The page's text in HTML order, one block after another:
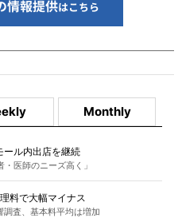
Monthly
ール内出店を継続
医師のニーズ高く」
料で大幅マイナス
査、基本料平均は増加